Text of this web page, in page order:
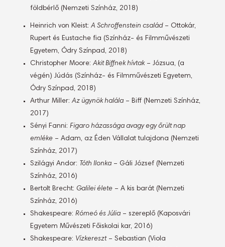
földbérlő (Nemzeti Színház, 2018)
Heinrich von Kleist: A Schroffenstein család– Ottokár,
Rupert és Eustache fia (Színház- és Filmművészeti
Egyetem, Ódry Színpad, 2018)
Christopher Moore: Akit Biffnek hívtak– Józsua, (a
végén) Júdás (Színház- és Filmművészeti Egyetem,
Ódry Színpad, 2018)
Arthur Miller: Az ügynök halála – Biff (Nemzeti Színház,
2017)
Sényi Fanni: Figaro házassága avagy egy őrült nap
emléke – Adam, az Éden Vállalat tulajdona (Nemzeti
Színház, 2017)
Szilágyi Andor: Tóth Ilonka – Gáli József (Nemzeti
Színház, 2016)
Bertolt Brecht: Galilei élete – A kis barát (Nemzeti
Színház, 2016)
Shakespeare: Rómeó és Júlia – szereplő (Kaposvári
Egyetem Művészeti Főiskolai kar, 2016)
Shakespeare: Vízkereszt– Sebastian (Viola